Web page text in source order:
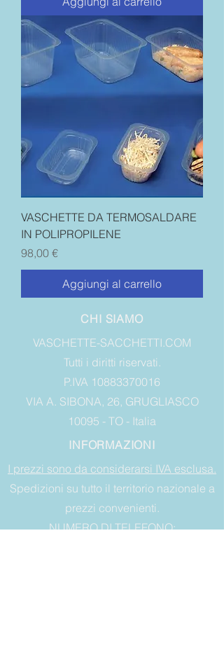
VASCHETTE DA TERMOSALDARE
IN POLIPROPILENE
Prezzo
98,00 €
Aggiungi al carrello
CHI SIAMO
VASCHETTE-SACCHETTI.COM
Tutti i diritti riservati.
P.IVA 10883370016
VIA A. SIBONA, 26, GRUGLIASCO
10095 - TO - Italia
INFORMAZIONI
I prezzi sono da considerarsi IVA esclusa.
Spedizioni su tutto il territorio nazionale a
prezzi convenienti.
NUMERO DI TELEFONO: